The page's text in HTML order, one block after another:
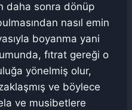
daha sonra dönüp
nasıl emin
boyanma yani
fıtrat gereği o
yönelmiş olur,
ve böylece
ve musibetlere